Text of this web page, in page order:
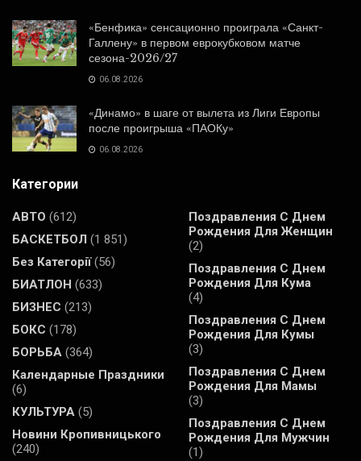
«Бенфика» сенсационно проиграла «Санкт-
Галлену» в первом еврокубковом матче
сезона-2026/27
06.08.2026
«Динамо» в шаге от вылета из Лиги Европы
после проигрыша «ПАОКу»
06.08.2026
Категории
АВТО (612)
БАСКЕТБОЛ (1 851)
Без Категорії(56)
БИАТЛОН (633)
БИЗНЕС (213)
БОКС (178)
БОРЬБА (364)
Календарные Праздники
(6)
КУЛЬТУРА (5)
Новини Кропивницького
(240)
Поздравления С Днем
Рождения Для Женщин
(2)
Поздравления С Днем
Рождения Для Кума
(4)
Поздравления С Днем
Рождения Для Кумы
(3)
Поздравления С Днем
Рождения Для Мамы
(3)
Поздравления С Днем
Рождения Для Мужчин
(1)